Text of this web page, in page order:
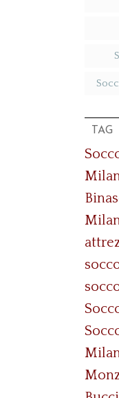
TAG